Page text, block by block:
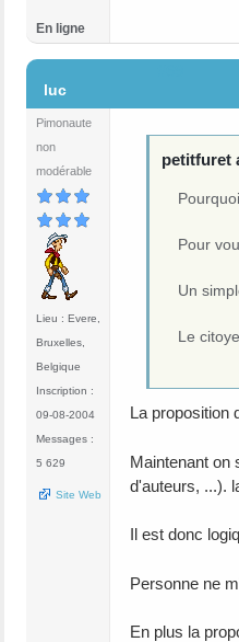
En ligne
luc
Pimonaute
non
modérable
Lieu : Evere,
Bruxelles,
Belgique
Inscription :
09-08-2004
Messages :
5 629
Site Web
petitfuret
Pour
Un
Le
La proposition
Maintenant on
d'auteurs, ...).
Il est donc
Personne ne
En plus la